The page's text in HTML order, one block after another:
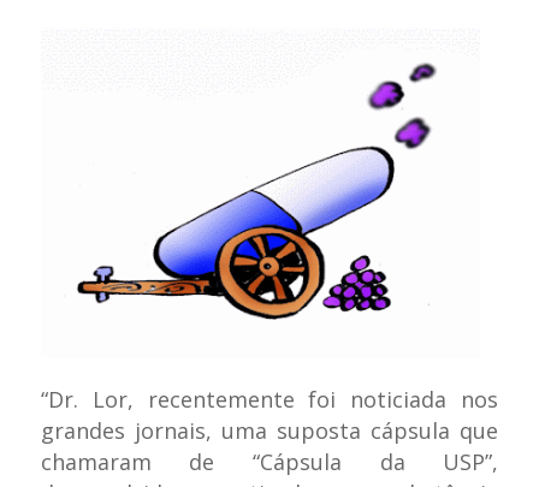
“Dr. Lor, recentemente foi noticiada nos
grandes jornais, uma suposta cápsula que
chamaram de “Cápsula da USP”,